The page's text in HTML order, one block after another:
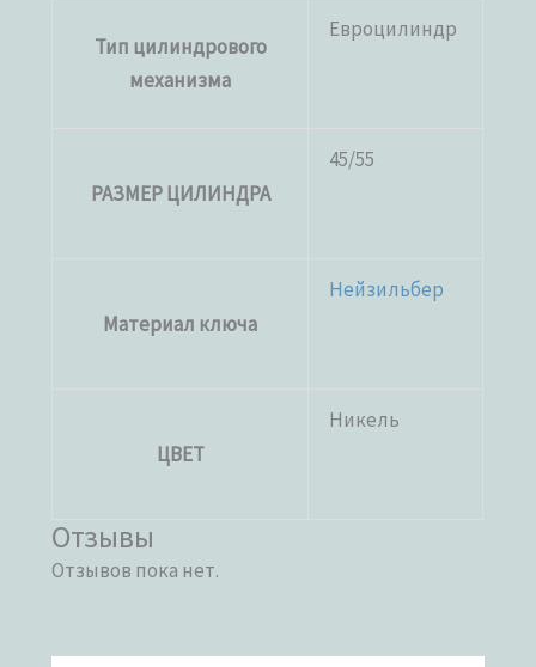
Тип цилиндрового
механизма
Евроцилиндр
РАЗМЕР ЦИЛИНДРА
45/55
Материал ключа
Нейзильбер
ЦВЕТ
Никель
Отзывы
Отзывов пока нет.